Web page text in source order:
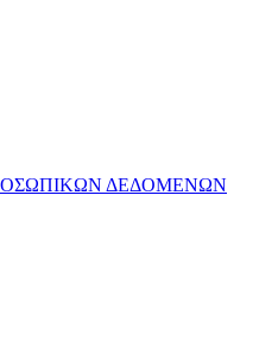
ΔΕΔΟΜΕΝΩΝ